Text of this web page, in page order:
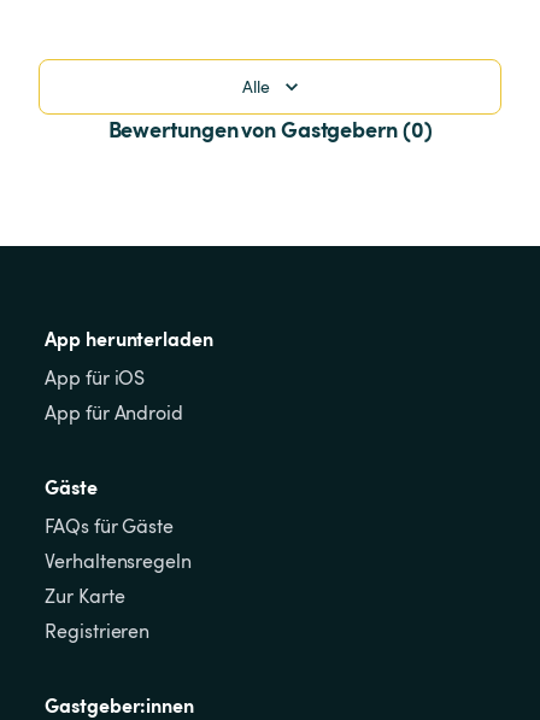
Alle
Bewertungen von Gastgebern (0)
App herunterladen
App für iOS
App für Android
Gäste
FAQs für Gäste
Verhaltensregeln
Zur Karte
Registrieren
Gastgeber:innen